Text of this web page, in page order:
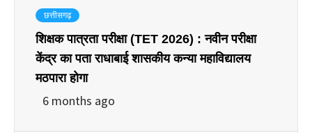
छत्तीसगढ़
शिक्षक पात्रता परीक्षा (TET 2026) : नवीन परीक्षा
केंद्र का पता राधाबाई शासकीय कन्या महाविद्यालय
मठपारा होगा
6 months ago